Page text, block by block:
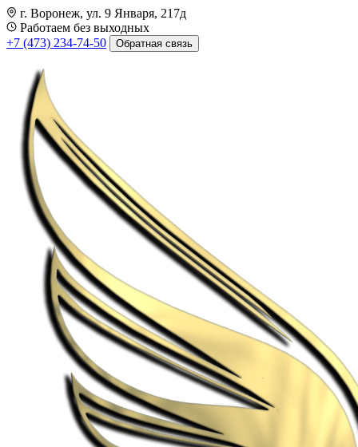
г. Воронеж, ул. 9 Января, 217д
Работаем без выходных
+7 (473) 234-74-50
Обратная связь